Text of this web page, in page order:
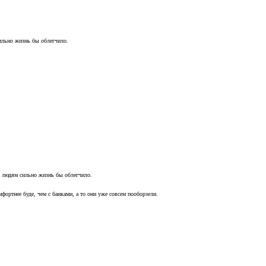
жизнь бы облегчило.
сильно жизнь бы облегчило.
буде, чем с банками, а то они уже совсем пооборзели.